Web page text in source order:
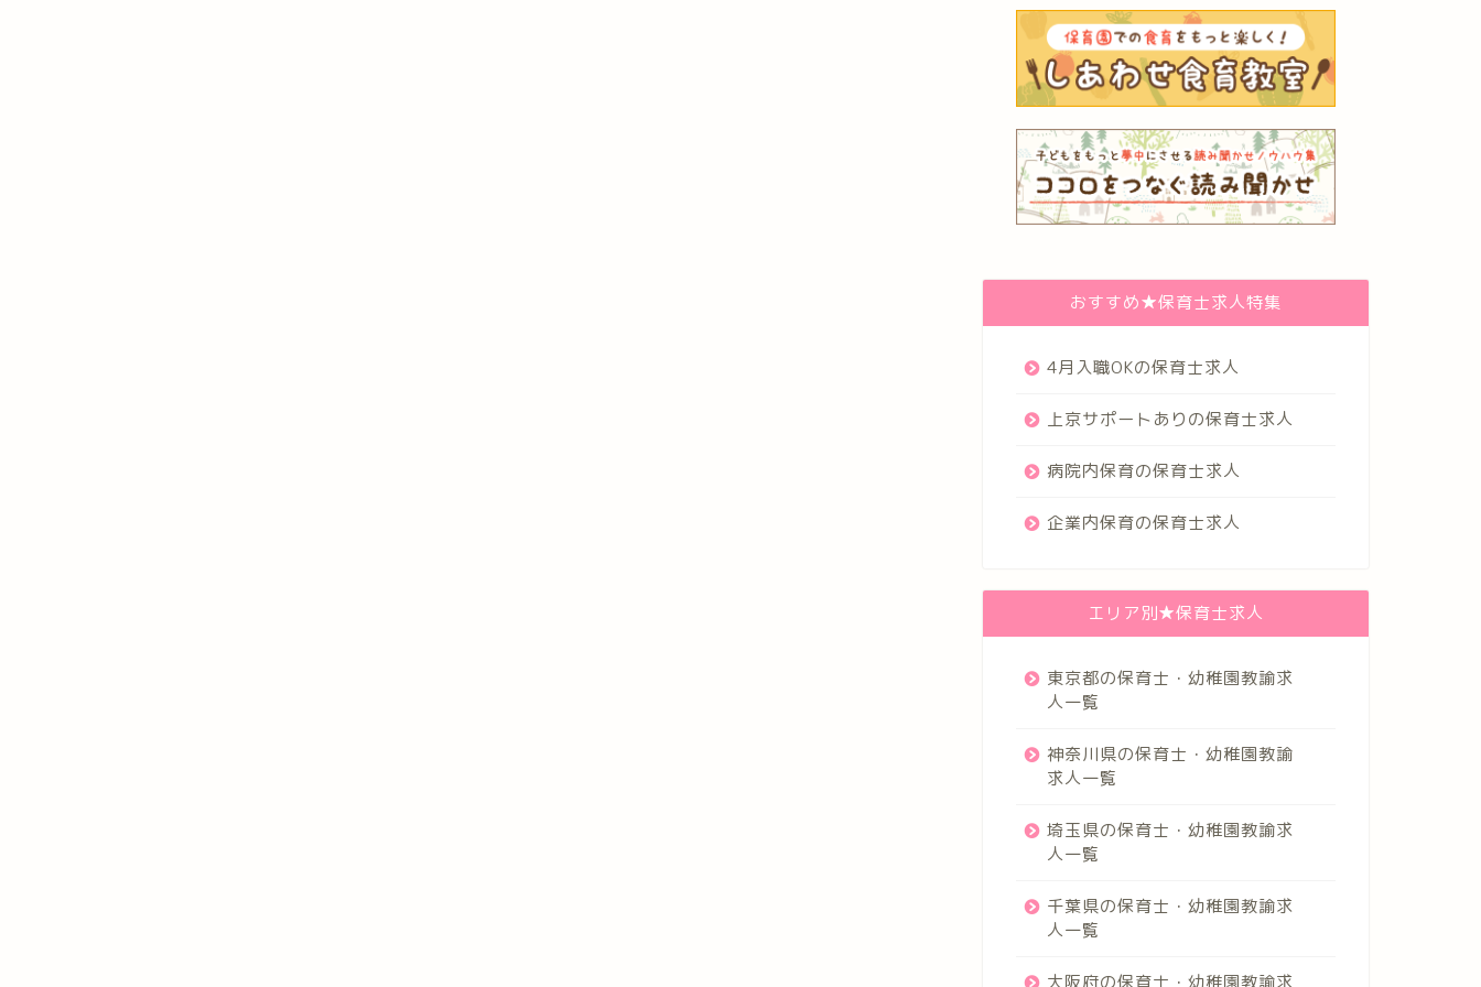
おすすめ★保育士求人特集
4月入職OKの保育士求人
上京サポートありの保育士求人
病院内保育の保育士求人
企業内保育の保育士求人
エリア別★保育士求人
東京都の保育士・幼稚園教諭求
人一覧
神奈川県の保育士・幼稚園教諭
求人一覧
埼玉県の保育士・幼稚園教諭求
人一覧
千葉県の保育士・幼稚園教諭求
人一覧
大阪府の保育士・幼稚園教諭求